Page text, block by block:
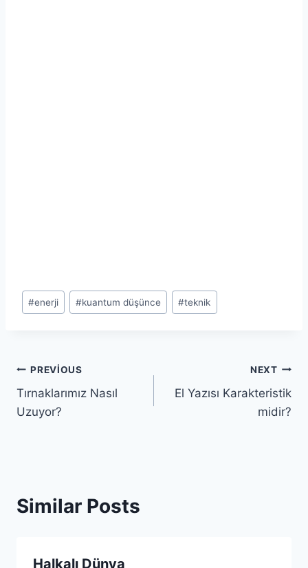
Post
Tags:
#enerji #kuantum düşünce #teknik
Yazı
gezinmesi
PREVIOUS
Tırnaklarımız Nasıl
Uzuyor?
NEXT
El Yazısı Karakteristik
midir?
Similar Posts
Halkalı Dünya